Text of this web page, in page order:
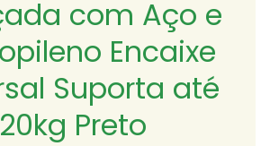
com Aço e
Encaixe
Suporta até
Preto